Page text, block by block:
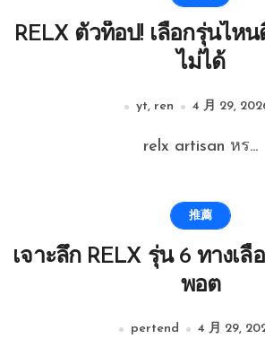
RELX ตัวท็อป! เลือกรุ่นไห
ไม่ได้
yt, ren 4 月 29,
relx artisan หร...
推薦
เจาะลึก RELX รุ่น 6 ทางเ
พอต
pertend 4 月 29,